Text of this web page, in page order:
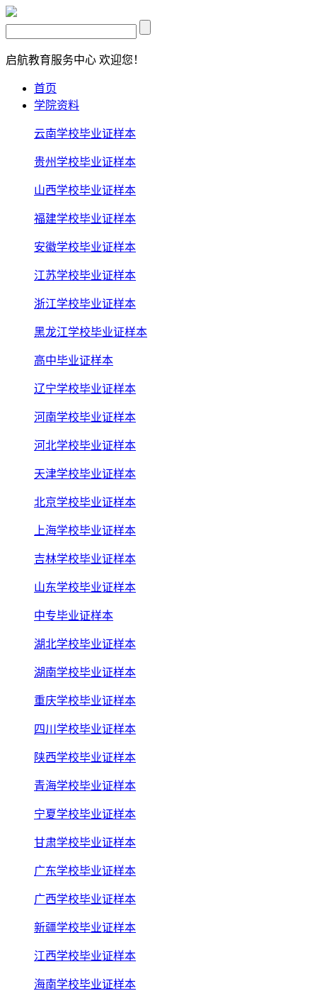
启航教育服务中心 欢迎您！
首页
学院资料
云南学校毕业证样本
贵州学校毕业证样本
山西学校毕业证样本
福建学校毕业证样本
安徽学校毕业证样本
江苏学校毕业证样本
浙江学校毕业证样本
黑龙江学校毕业证样本
高中毕业证样本
辽宁学校毕业证样本
河南学校毕业证样本
河北学校毕业证样本
天津学校毕业证样本
北京学校毕业证样本
上海学校毕业证样本
吉林学校毕业证样本
山东学校毕业证样本
中专毕业证样本
湖北学校毕业证样本
湖南学校毕业证样本
重庆学校毕业证样本
四川学校毕业证样本
陕西学校毕业证样本
青海学校毕业证样本
宁夏学校毕业证样本
甘肃学校毕业证样本
广东学校毕业证样本
广西学校毕业证样本
新疆学校毕业证样本
江西学校毕业证样本
海南学校毕业证样本